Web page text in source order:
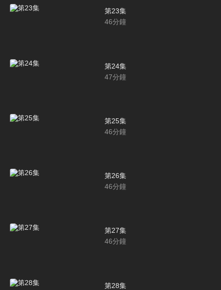
第23集
46分鐘
第24集
47分鐘
第25集
46分鐘
第26集
46分鐘
第27集
46分鐘
第28集